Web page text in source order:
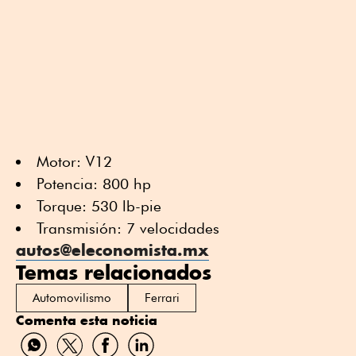
Motor: V12
Potencia: 800 hp
Torque: 530 lb-pie
Transmisión: 7 velocidades
autos@eleconomista.mx
Temas relacionados
Automovilismo Ferrari
Comenta esta noticia
CompartirCompartirCompartirCompartir